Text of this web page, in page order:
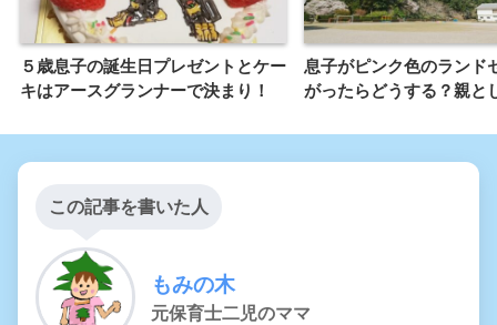
５歳息子の誕生日プレゼントとケー
キはアースグランナーで決まり！
息子がピンク色のランド
がったらどうする？親と
この記事を書いた人
もみの木
元保育士二児のママ